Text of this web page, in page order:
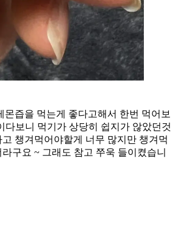
몬즙을 먹는게 좋다고해서 한번 먹어보
다보니 먹기가 상당히 쉽지가 않았던것
챙겨먹어야할게 너무 많지만 챙겨먹
구요 ~ 그래도 참고 쭈욱 들이켰습니